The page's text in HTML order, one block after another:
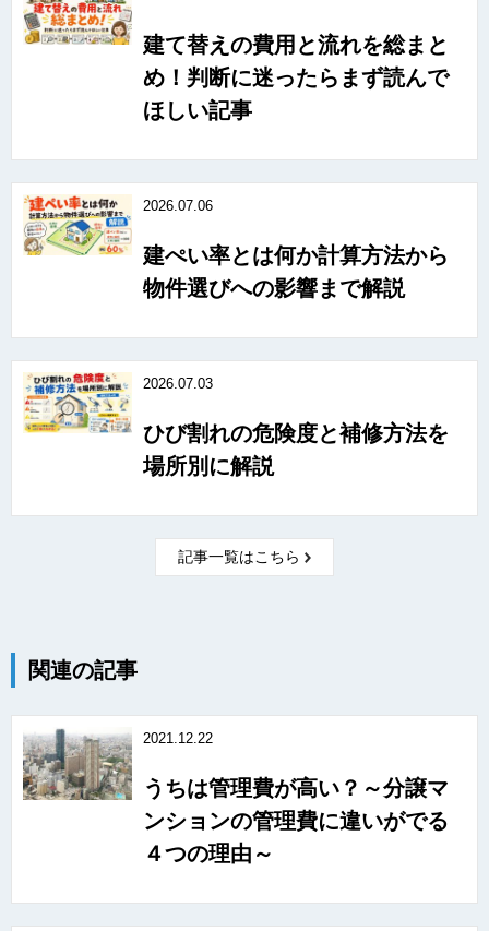
建て替えの費用と流れを総まと
め！判断に迷ったらまず読んで
ほしい記事
2026.07.06
建ぺい率とは何か計算方法から
物件選びへの影響まで解説
2026.07.03
ひび割れの危険度と補修方法を
場所別に解説
記事一覧はこちら
関連の記事
2021.12.22
うちは管理費が高い？～分譲マ
ンションの管理費に違いがでる
４つの理由～